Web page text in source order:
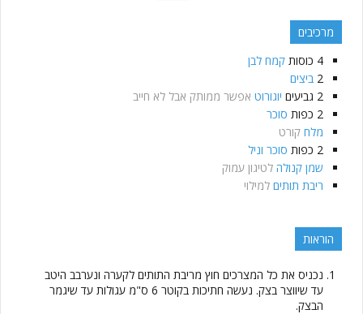
מרכיבים
4 כוסות קמח לבן
2 ביצים
2 גביעים יוגורוט אפשר ממותק אבל לא חייב
2 כפות סוכר
מלח קורט
2 כפות סוכר וניל
שמן קנולה לטיגון עמוק
ריבת תותים למילוי
הוראות
נכניס את כל המצרכים חוץ מריבת התותים לקערה ונערבב היטב
עד שיווצר בצק. נעשה חתיכות בקוטר 6 ס"מ עגולות עד שיגמר
הבצק.